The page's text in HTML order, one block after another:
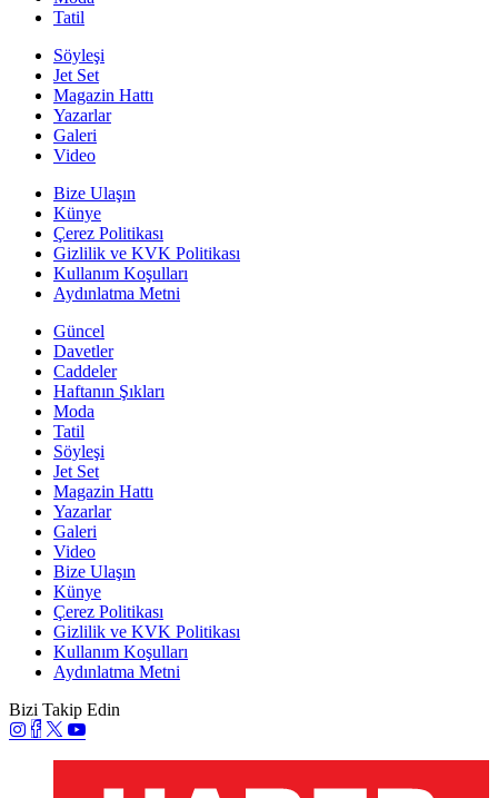
Tatil
Söyleşi
Jet Set
Magazin Hattı
Yazarlar
Galeri
Video
Bize Ulaşın
Künye
Çerez Politikası
Gizlilik ve KVK Politikası
Kullanım Koşulları
Aydınlatma Metni
Güncel
Davetler
Caddeler
Haftanın Şıkları
Moda
Tatil
Söyleşi
Jet Set
Magazin Hattı
Yazarlar
Galeri
Video
Bize Ulaşın
Künye
Çerez Politikası
Gizlilik ve KVK Politikası
Kullanım Koşulları
Aydınlatma Metni
Bizi Takip Edin